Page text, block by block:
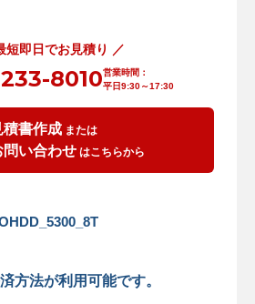
短即日でお見積り ／
8010営業時間：
平日9:30～17:30
積書作成または
問い合わせはこちらから
方法が利用可能です。